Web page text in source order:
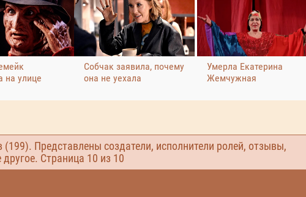
на улице
Собчак заявила, почему
она не уехала
Умерла Екатерина
Жемчужная
Представлены создатели, исполнители ролей, отзывы,
Страница 10 из 10